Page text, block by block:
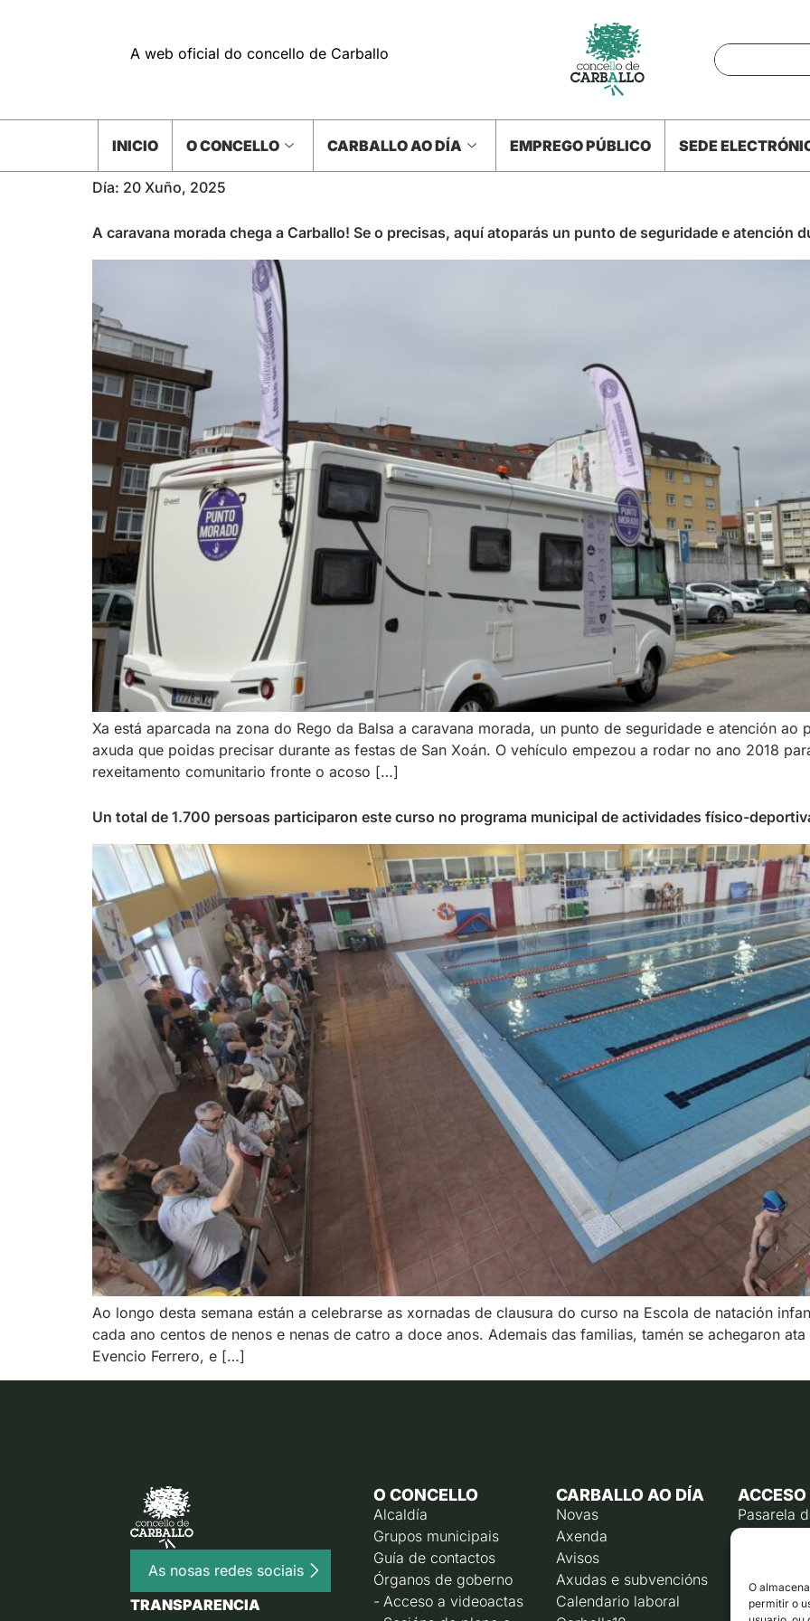
O
permitir o
A web oficial do concello de Carballo
INICIO O CONCELLO CARBALLO AO DÍA EMPREGO PÚBLICO SEDE
Día: 20 Xuño, 2025
A caravana morada chega a Carballo! Se o precisas, aquí atoparás un punto de seguridade e atención
Xa está aparcada na zona do Rego da Balsa a caravana morada, un punto de seguridade e atención
axuda que poidas precisar durante as festas de San Xoán. O vehículo empezou a rodar no ano 2018
rexeitamento comunitario fronte o acoso […]
Un total de 1.700 persoas participaron este curso no programa municipal de actividades físico-
Ao longo desta semana están a celebrarse as xornadas de clausura do curso na Escola de natación
cada ano centos de nenos e nenas de catro a doce anos. Ademais das familias, tamén se achegaron
Evencio Ferrero, e […]
As nosas redes sociais
TRANSPARENCIA
O CONCELLO
Alcaldía
Grupos municipais
Guía de contactos
Órganos de goberno
Acceso a videoactas
CARBALLO AO DÍA
Novas
Axenda
Avisos
Axudas e subvencións
Calendario laboral
Pasarela
Rexistro